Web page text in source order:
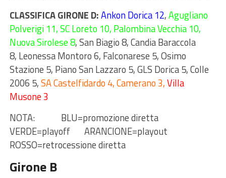
CLASSIFICA GIRONE D:Ankon Dorica 12,Agugliano
Polverigi 11, SC Loreto 10, Palombina Vecchia 10,
Nuova Sirolese 8, San Biagio 8, Candia Baraccola
8, Leonessa Montoro 6, Falconarese 5, Osimo
Stazione 5, Piano San Lazzaro 5, GLS Dorica 5, Colle
2006 5,SA Castelfidardo 4, Camerano 3,Villa
Musone 3
NOTA: BLU=promozione diretta
VERDE=playoff ARANCIONE=playout
ROSSO=retrocessione diretta
Girone B